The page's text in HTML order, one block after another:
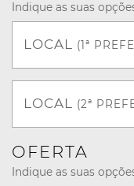
Indique as suas
LOCAL (1ª
LOCAL (2ª
OFERTA
Indique as suas